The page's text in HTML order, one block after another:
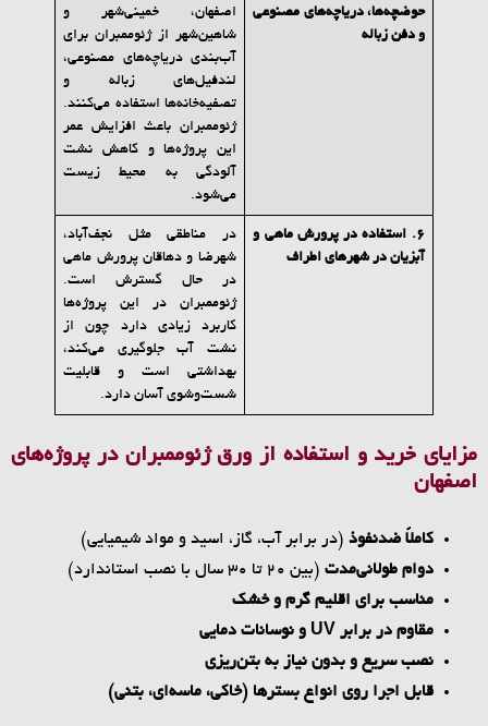
حوضچه‌ها، دریاچه‌های مصنوعی
و دفن زباله
اصفهان، خمینی‌شهر و
شاهین‌شهر از ژئوممبران برای
آب‌بندی دریاچه‌های مصنوعی،
لندفیل‌های زباله و
تصفیه‌خانه‌ها استفاده می‌کنند.
ژئوممبران باعث افزایش عمر
این پروژه‌ها و کاهش نشت
آلودگی به محیط زیست
می‌شود.
6. استفاده در پرورش ماهی و
آبزیان در شهرهای اطراف
در مناطقی مثل نجف‌آباد،
شهرضا و دهاقان پرورش ماهی
در حال گسترش است.
ژئوممبران در این پروژه‌ها
کاربرد زیادی دارد چون از
نشت آب جلوگیری می‌کند،
بهداشتی است و قابلیت
شست‌وشوی آسان دارد.
مزایای خرید و استفاده از ورق ژئوممبران در پروژه‌های
اصفهان
کاملاً ضدنفوذ(در برابر آب، گاز، اسید و مواد شیمیایی)
دوام طولانی‌مدت(بین ۲۰ تا ۳۰ سال با نصب استاندارد)
مناسب برای اقلیم گرم و خشک
مقاوم در برابرUV
و نوسانات دمایی
نصب سریع و بدون نیاز به بتن‌ریزی
قابل اجرا روی انواع بسترها (خاکی، ماسه‌ای، بتنی)